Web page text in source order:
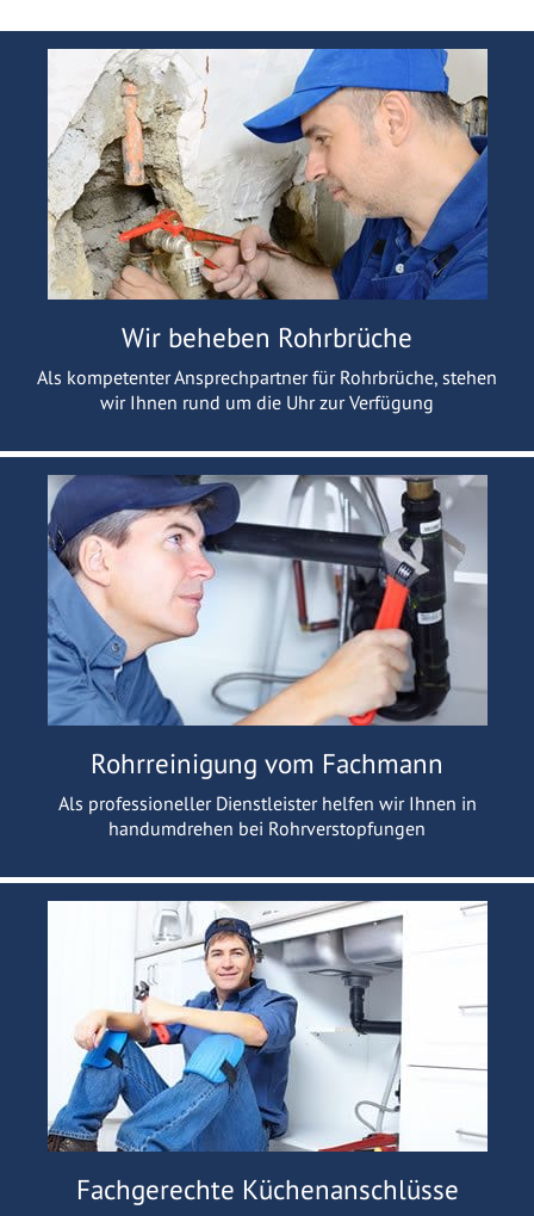
Wir beheben Rohrbrüche
Als kompetenter Ansprechpartner für Rohrbrüche, stehen
wir Ihnen rund um die Uhr zur Verfügung
Rohrreinigung vom Fachmann
Als professioneller Dienstleister helfen wir Ihnen in
handumdrehen bei Rohrverstopfungen
Fachgerechte Küchenanschlüsse